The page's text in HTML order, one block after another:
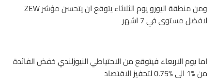
ومن منطقة اليورو يوم الثلاثاء يتوقع ان يتحسن مؤشر ZEW
لافضل مستوى في 7 اشهر
اما يوم الاربعاء فيتوقع من الاحتياطي النيوزلندي خفض الفائدة
من 1‎%‎ الى 0.75‎%‎ لتحفيز الاقتصاد